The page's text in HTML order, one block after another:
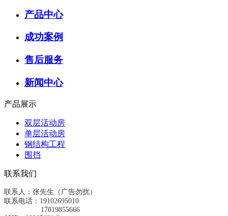
产品中心
成功案例
售后服务
新闻中心
产品展示
双层活动房
单层活动房
钢结构工程
围挡
联系我们
联系人：张先生（广告勿扰）
联系电话：19102695010
17019855666